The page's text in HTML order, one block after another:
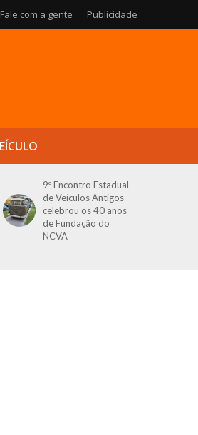
Fale com a gente Publicidade
9º Encontro Estadual
de Veículos Antigos
celebrou os 40 anos
de Fundação do
NCVA